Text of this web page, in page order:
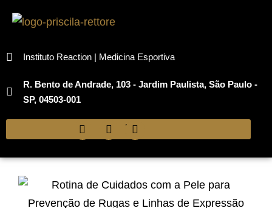
Instituto Reaction | Medicina Esportiva
R. Bento de Andrade, 103 - Jardim Paulista, São Paulo -
SP, 04503-001